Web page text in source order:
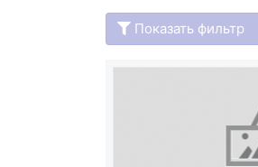
Показать фильтр